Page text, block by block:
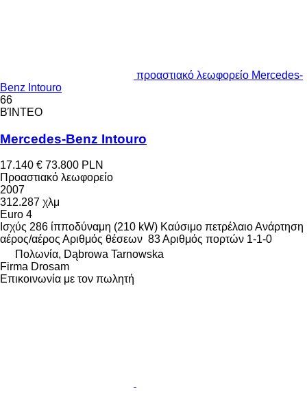
προαστιακό λεωφορείο Mercedes-
Benz Intouro
66
ΒΊΝΤΕΟ
Mercedes-Benz Intouro
17.140 € 73.800 PLN
Προαστιακό λεωφορείο
2007
312.287 χλμ
Euro 4
Ισχύς 286 ίπποδύναμη (210 kW) Καύσιμο πετρέλαιοΑνάρτηση
αέρος/αέρος Αριθμός θέσεων 83Αριθμός πορτών 1-1-0
Πολωνία, Dąbrowa Tarnowska
Firma Drosam
Επικοινωνία με τον πωλητή